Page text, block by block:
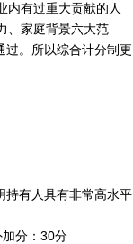
内有过重大贡献的人
、家庭背景六大范
过。所以综合计分制更
持有人具有非常高水平
分：30分